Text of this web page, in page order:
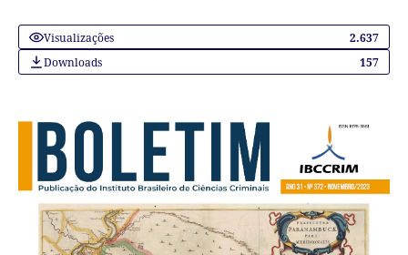
Visualizações
2.637
Downloads
157